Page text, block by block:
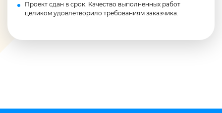
Проект сдан в срок. Качество выполненных работ
целиком удовлетворило требованиям заказчика.